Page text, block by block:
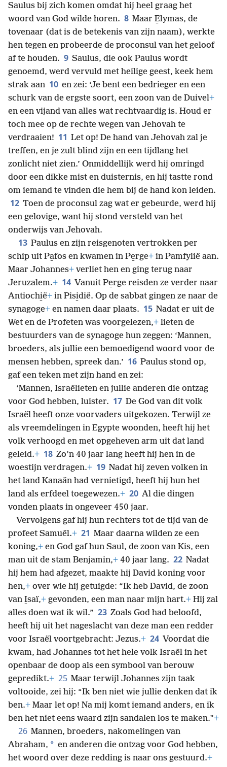
Saulus bij zich komen omdat hij heel graag het
woord van God wilde horen. 8 Maar E̱lymas, de
tovenaar (dat is de betekenis van zijn naam), werkte
hen tegen en probeerde de proconsul van het geloof
af te houden. 9 Saulus, die ook Paulus wordt
genoemd, werd vervuld met heilige geest, keek hem
strak aan 10 en zei: ‘Je bent een bedrieger en een
schurk van de ergste soort, een zoon van de Duivel+
en een vijand van alles wat rechtvaardig is. Houd er
toch mee op de rechte wegen van Jehovah te
verdraaien! 11 Let op! De hand van Jehovah zal je
treffen, en je zult blind zijn en een tijdlang het
zonlicht niet zien.’ Onmiddellijk werd hij omringd
door een dikke mist en duisternis, en hij tastte rond
om iemand te vinden die hem bij de hand kon leiden.
12 Toen de proconsul zag wat er gebeurde, werd hij
een gelovige, want hij stond versteld van het
onderwijs van Jehovah.
13 Paulus en zijn reisgenoten vertrokken per
schip uit Pa̱fos en kwamen in Pe̱rge+ in Pamfylië aan.
Maar Johannes+ verliet hen en ging terug naar
Jeruzalem.+ 14 Vanuit Pe̱rge reisden ze verder naar
Antiochi̱ë+ in Pisi̱dië. Op de sabbat gingen ze naar de
synagoge+ en namen daar plaats. 15 Nadat er uit de
Wet en de Profeten was voorgelezen,+ lieten de
bestuurders van de synagoge hun zeggen: ‘Mannen,
broeders, als jullie een bemoedigend woord voor de
mensen hebben, spreek dan.’ 16 Paulus stond op,
gaf een teken met zijn hand en zei:
‘Mannen, Israëlieten en jullie anderen die ontzag
voor God hebben, luister. 17 De God van dit volk
Israël heeft onze voorvaders uitgekozen. Terwijl ze
als vreemdelingen in Egypte woonden, heeft hij het
volk verhoogd en met opgeheven arm uit dat land
geleid.+ 18 Zo’n 40 jaar lang heeft hij hen in de
woestijn verdragen.+ 19 Nadat hij zeven volken in
het land Kanaän had vernietigd, heeft hij hun het
land als erfdeel toegewezen.+ 20 Al die dingen
vonden plaats in ongeveer 450 jaar.
Vervolgens gaf hij hun rechters tot de tijd van de
profeet Samuël.+ 21 Maar daarna wilden ze een
koning,+ en God gaf hun Saul, de zoon van Kis, een
man uit de stam Benjamin,+ 40 jaar lang. 22 Nadat
hij hem had afgezet, maakte hij David koning voor
hen,+ over wie hij getuigde: “Ik heb David, de zoon
van I̱saï,+ gevonden, een man naar mijn hart.+ Hij zal
alles doen wat ik wil.” 23 Zoals God had beloofd,
heeft hij uit het nageslacht van deze man een redder
voor Israël voortgebracht: Jezus.+ 24 Voordat die
kwam, had Johannes tot het hele volk Israël in het
openbaar de doop als een symbool van berouw
gepredikt.+ 25 Maar terwijl Johannes zijn taak
voltooide, zei hij: “Ik ben niet wie jullie denken dat ik
ben.+ Maar let op! Na mij komt iemand anders, en ik
ben het niet eens waard zijn sandalen los te maken.”+
26 Mannen, broeders, nakomelingen van
Abraham, * en anderen die ontzag voor God hebben,
het woord over deze redding is naar ons gestuurd.+